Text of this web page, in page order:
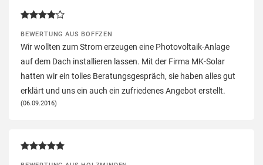
BEWERTUNG AUS BOFFZEN
Wir wollten zum Strom erzeugen eine Photovoltaik-Anlage
auf dem Dach installieren lassen. Mit der Firma MK-Solar
hatten wir ein tolles Beratungsgespräch, sie haben alles gut
erklärt und uns ein auch ein zufriedenes Angebot erstellt.
(06.09.2016)